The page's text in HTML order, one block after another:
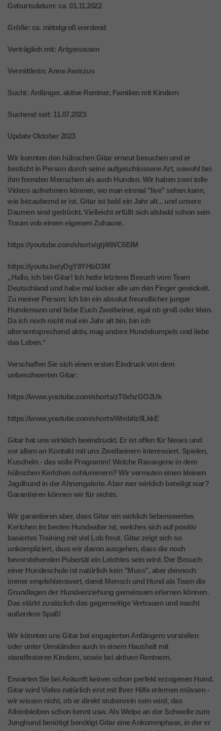
Geburtsdatum: ca. 01.11.2022
Größe: ca. mittelgroß werdend
Verträglich mit: Artgenossen
Vermittlerin: Anne Awiszus
Sucht: Anfänger, aktive Rentner, Familien mit Kindern
Suchend seit: 11.07.2023
Update Oktober 2023
Wir konnten den hübschen Gitar erneut besuchen und er
besticht in Person durch seine aufgeschlossene Art, sowohl bei
ihm fremden Menschen als auch Hunden. Wir haben zwei tolle
Videos aufnehmen können, wo man einmal "live" sehen kann,
wie bezaubernd er ist. Gitar ist bald ein Jahr alt... und unsere
Daumen sind gedrückt. Vielleicht erfüllt sich alsbald schon sein
Traum vob einem eigenem Zuhause.
https://youtube.com/shorts/gtj4tWC6EIM
https://youtu.be/yDgY8YHbD3M
„Hallo, ich bin Gitar! Ich hatte letztens Besuch vom Team
Deutschland und habe mal locker alle um den Finger gewickelt.
Zu meiner Person: Ich bin ein absolut freundlicher junger
Hundemann und liebe Euch Zweibeiner, egal ob groß oder klein.
Da ich noch nicht mal ein Jahr alt bin, bin ich
altersentsprechend aktiv, mag andere Hundekumpels und liebe
das Leben.“
Verschaffen Sie sich einen ersten Eindruck von dem
unbeschwerten Gitar:
https://www.youtube.com/shorts/zT0xhzGO2Uk
https://www.youtube.com/shorts/Wmbltz8LkkE
Gitar hat uns wirklich beeindruckt. Er ist offen für Neues und
vor allem an Kontakt mit uns Zweibeinern interessiert. Spielen,
Kuscheln - das volle Programm! Welche Rassegene in dem
hübschen Kerlchen schlummern? Wir vermuten einen kleinen
Jagdhund in der Ahnengalerie. Aber wer wirklich beteiligt war?
Garantieren können wir für nichts.
Wir garantieren aber, dass Gitar ein wirklich liebenswertes
Kerlchen im besten Hundealter ist, welches sich auf positiv
basiertes Training mit viel Lob freut. Gitar zeigt sich so
unkompliziert, dass wir davon ausgehen, dass die noch
bevorstehenden Pubertät ein Leichtes sein wird. Der Besuch
einer Hundeschule ist natürlich kein "Muss", aber dennoch
immer empfehlenswert, damit Mensch und Hund als Team die
Grundlagen der Hundeerziehung gemeinsam erlernen können.
Das stärkt zusätzlich das gegenseitige Vertrauen und macht
außerdem Spaß!
Wir könnten uns Gitar bei engagierten Anfängern vorstellen
oder unter Umständen auch in einem Haushalt mit
standfesteren Kindern, sowie bei aktiven Rentnern.
Erwarten Sie bei Ankunft keinen schon perfekt erzogenen Hund.
Gitar wird Vieles natürlich erst mit Ihrer Hilfe erlernen müssen -
wir wissen nicht, ob er direkt stubenrein sein wird, das
Alleinbleiben schon kennt usw. Als Welpe an der Schwelle zum
Junghund benötigt benötigt Gitar eine Ankommphase, in der er